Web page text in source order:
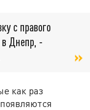
с правого
в Днепр, -
как раз